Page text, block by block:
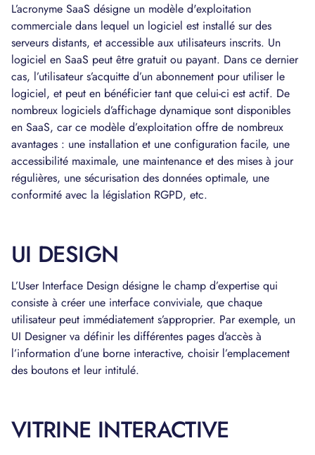
L’acronyme SaaS désigne un modèle d'exploitation
commerciale dans lequel un logiciel est installé sur des
serveurs distants, et accessible aux utilisateurs inscrits. Un
logiciel en SaaS peut être gratuit ou payant. Dans ce dernier
cas, l’utilisateur s’acquitte d’un abonnement pour utiliser le
logiciel, et peut en bénéficier tant que celui-ci est actif. De
nombreux logiciels d’affichage dynamique sont disponibles
en SaaS, car ce modèle d’exploitation offre de nombreux
avantages : une installation et une configuration facile, une
accessibilité maximale, une maintenance et des mises à jour
régulières, une sécurisation des données optimale, une
conformité avec la législation RGPD, etc.
UI DESIGN
L’User Interface Design désigne le champ d’expertise qui
consiste à créer une interface conviviale, que chaque
utilisateur peut immédiatement s’approprier. Par exemple, un
UI Designer va définir les différentes pages d’accès à
l’information d’une borne interactive, choisir l’emplacement
des boutons et leur intitulé.
VITRINE INTERACTIVE